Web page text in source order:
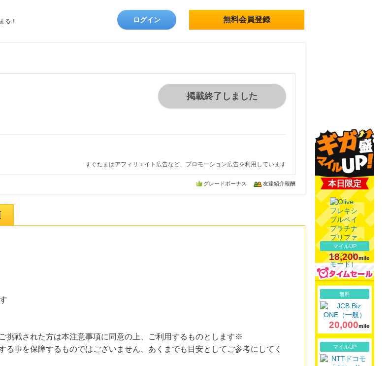
る！ ログイン 無料会員登録
掲載終了しました
すぐたまはアフィリエイト広告など、プロモーション広告を利用しています
グレードボーナス 友達紹介報酬
挑戦された方は本注意事項に同意の上、ご利用するものとします※
事を保障するものではございません、あくまでも目安としてご参考にしてく
本日限定
マイルUP
18,200mile
無料
20,000mile
マイルUP